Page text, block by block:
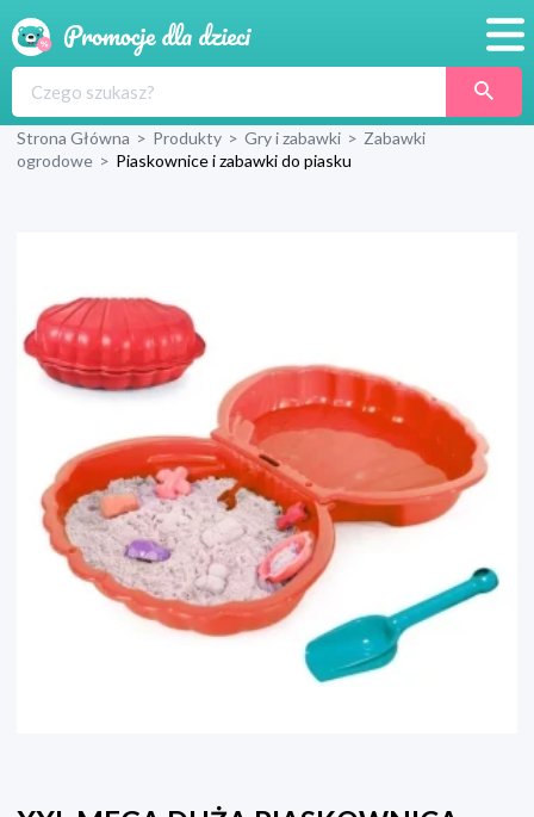
Produkty
Strona Główna > Produkty > Gry i zabawki > Zabawki
ogrodowe > Piaskownice i zabawki do piasku